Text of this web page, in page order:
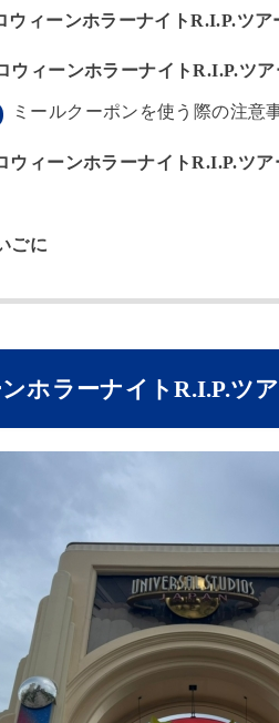
ウィーンホラーナイトR.I.P.ツ
ウィーンホラーナイトR.I.P.ツア
ミールクーポンを使う際の注意
ウィーンホラーナイトR.I.P.ツ
ごに
ホラーナイトR.I.P.ツ